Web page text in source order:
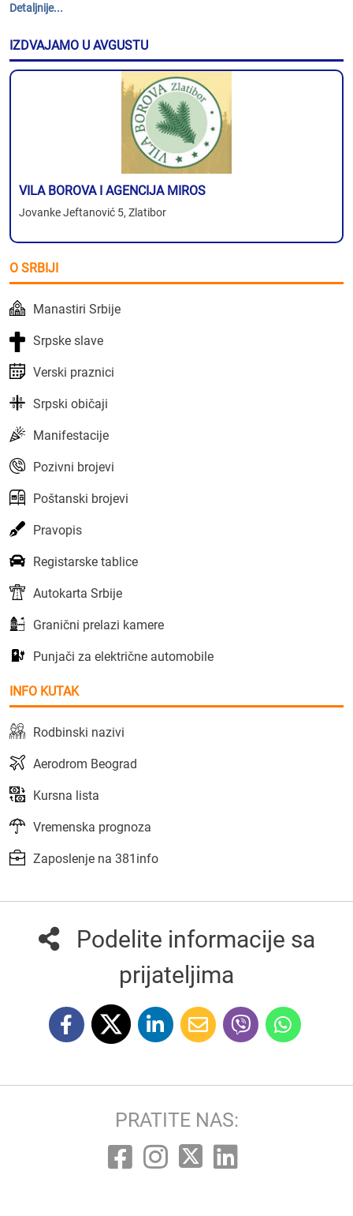
Detaljnije...
IZDVAJAMO U AVGUSTU
VILA BOROVA I AGENCIJA MIROS
Jovanke Jeftanović 5, Zlatibor
O SRBIJI
Manastiri Srbije
Srpske slave
Verski praznici
Srpski običaji
Manifestacije
Pozivni brojevi
Poštanski brojevi
Pravopis
Registarske tablice
Autokarta Srbije
Granični prelazi kamere
Punjači za električne automobile
INFO KUTAK
Rodbinski nazivi
Aerodrom Beograd
Kursna lista
Vremenska prognoza
Zaposlenje na 381info
Podelite informacije sa
prijateljima
PRATITE NAS: